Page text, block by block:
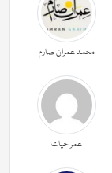
محمد عمران صارم
عمر حیات